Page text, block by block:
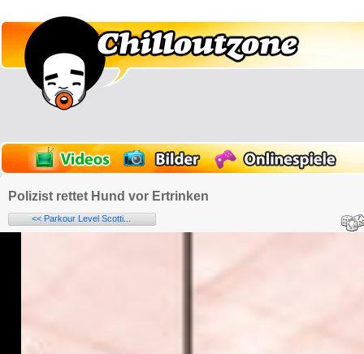
Polizist rettet Hund vor Ertrinken
<< Parkour Level Scotti...